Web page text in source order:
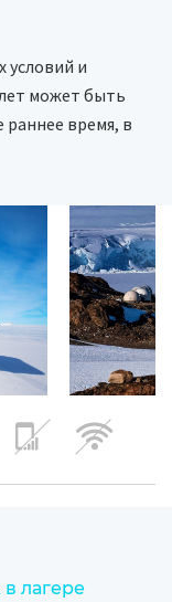
условий и
может быть
раннее время, в
лагере